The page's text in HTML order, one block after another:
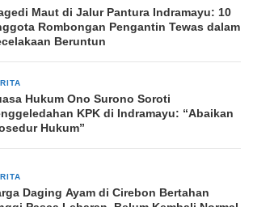
Maut di Jalur Pantura Indramayu: 10
Rombongan Pengantin Tewas dalam
Beruntun
Hukum Ono Surono Soroti
KPK di Indramayu: “Abaikan
Hukum”
Daging Ayam di Cirebon Bertahan